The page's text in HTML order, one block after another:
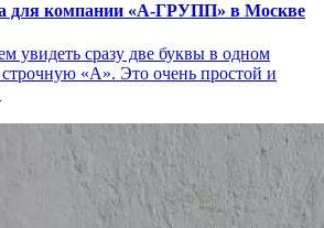
для компании «А-ГРУПП» в Москве
увидеть сразу две буквы в одном
«A». Это очень простой и